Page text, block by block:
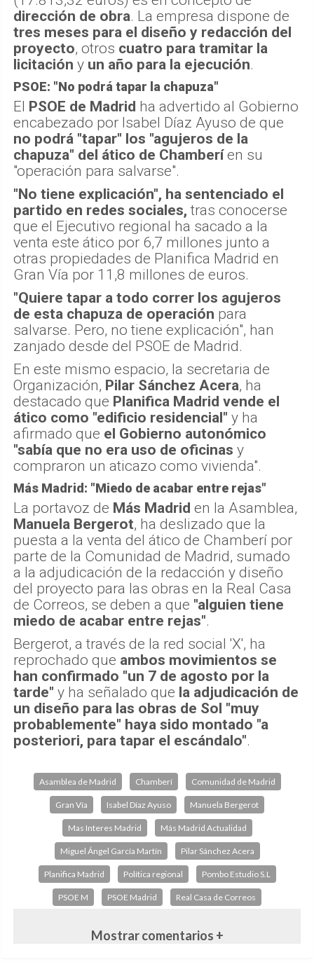
dirección de obra. La empresa dispone de
tres meses para el diseño y redacción del
proyecto, otros cuatro para tramitar la
licitación y un año para la ejecución.
PSOE: "No podrá tapar la chapuza"
El PSOE de Madrid ha advertido al Gobierno
encabezado por Isabel Díaz Ayuso de que
no podrá "tapar" los "agujeros de la
chapuza" del ático de Chamberíen su
"operación para salvarse".
"No tiene explicación", ha sentenciado el
partido en redes sociales, tras conocerse
que el Ejecutivo regional ha sacado a la
venta este ático por 6,7 millones junto a
otras propiedades de Planifica Madrid en
Gran Vía por 11,8 millones de euros.
"Quiere tapar a todo correr los agujeros
de esta chapuza de operación para
salvarse. Pero, no tiene explicación", han
zanjado desde del PSOE de Madrid.
En este mismo espacio, la secretaria de
Organización, Pilar Sánchez Acera, ha
destacado que Planifica Madrid vende el
ático como "edificio residencial" y ha
afirmado que el Gobierno autonómico
"sabía que no era uso de oficinas y
compraron un aticazo como vivienda".
Más Madrid: "Miedo de acabar entre rejas"
La portavoz de Más Madrid en la Asamblea,
Manuela Bergerot, ha deslizado que la
puesta a la venta del ático de Chamberí por
parte de la Comunidad de Madrid, sumado
a la adjudicación de la redacción y diseño
del proyecto para las obras en la Real Casa
de Correos, se deben a que "alguien tiene
miedo de acabar entre rejas".
Bergerot, a través de la red social 'X', ha
reprochado que ambos movimientos se
han confirmado "un 7 de agosto por la
tarde" y ha señalado que la adjudicación de
un diseño para las obras de Sol "muy
probablemente" haya sido montado "a
posteriori, para tapar el escándalo".
Asamblea de Madrid Chamberí Comunidad de Madrid
Gran Vía Isabel Díaz Ayuso Manuela Bergerot
Mas Interes Madrid Más Madrid Actualidad
Miguel Ángel García Martín Pilar Sánchez Acera
Planifica Madrid Política regional Pombo Estudio S.L
PSOE M PSOE Madrid Real Casa de Correos
Mostrar comentarios +